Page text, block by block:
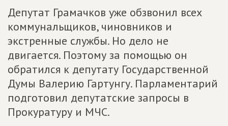
Депутат Грамачков уже обзвонил всех
коммунальщиков, чиновников и
экстренные службы. Но дело не
двигается. Поэтому за помощью он
обратился к депутату Государственной
Думы Валерию Гартунгу. Парламентарий
подготовил депутатские запросы в
Прокуратуру и МЧС.